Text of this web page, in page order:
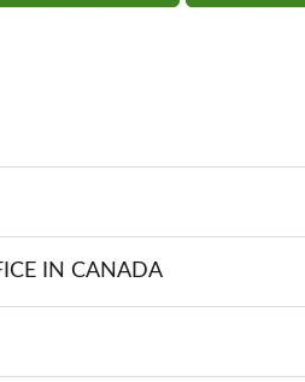
IN CANADA